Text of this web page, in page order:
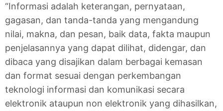
“Informasi adalah keterangan, pernyataan,
gagasan, dan tanda-tanda yang mengandung
nilai, makna, dan pesan, baik data, fakta maupun
penjelasannya yang dapat dilihat, didengar, dan
dibaca yang disajikan dalam berbagai kemasan
dan format sesuai dengan perkembangan
teknologi informasi dan komunikasi secara
elektronik ataupun non elektronik yang dihasilkan,